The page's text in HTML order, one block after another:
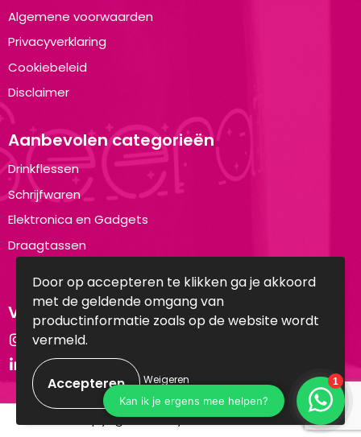
Algemene voorwaarden
Privacyverklaring
Cookiebeleid
Disclaimer
Aanbevolen categorieën
Drinkflessen
Schrijfwaren
Elektronica en Gadgets
Draagtassen
Volg ons op:
Instagram
LinkedIn
© Copyright Brandyourwear.com 2025
Door op accepteren te klikken ga je akkoord
met de geldende omgang van
productinformatie zoals op de website wordt
vermeld.
Weigeren